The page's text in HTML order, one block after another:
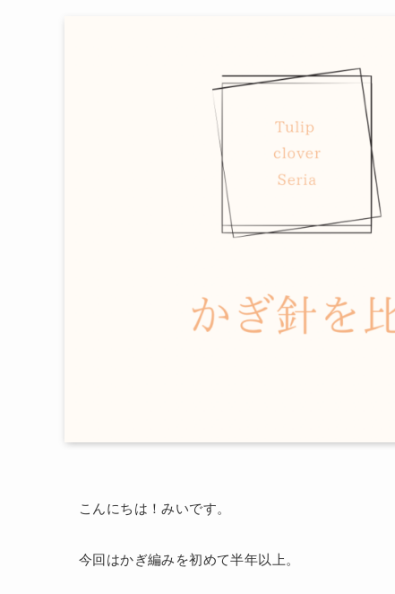
こんにちは！みいです。
今回はかぎ編みを初めて半年以上。